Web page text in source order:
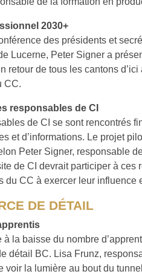
2030+
des présidents et
Lucerne, Peter Signer a
retour de tous les cantons
CC.
responsables de CI
de CI se sont rencontrés
et d’informations. Le projet
Peter Signer, responsable
de CI devrait participer à
du CC à exercer leur influence
DE DÉTAIL
à la baisse du nombre
détail BC. Lisa Frunz,
voir la lumière au bout du